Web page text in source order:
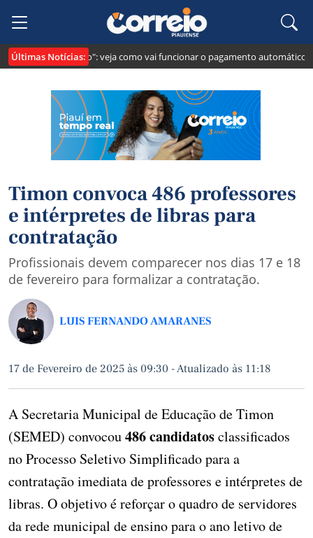
Últimas Notícias:
cria o "Pix Pensão": veja como vai funcionar o pagamento automático da
Timon convoca 486 professores
e intérpretes de libras para
contratação
Profissionais devem comparecer nos dias 17 e 18
de fevereiro para formalizar a contratação.
LUIS FERNANDO AMARANES
17 de Fevereiro de 2025 às 09:30 -Atualizado às 11:18
A Secretaria Municipal de Educação de Timon
(SEMED) convocou486 candidatosclassificados
no Processo Seletivo Simplificado para a
contratação imediata de professores e intérpretes de
libras. O objetivo é reforçar o quadro de servidores
da rede municipal de ensino para o ano letivo de